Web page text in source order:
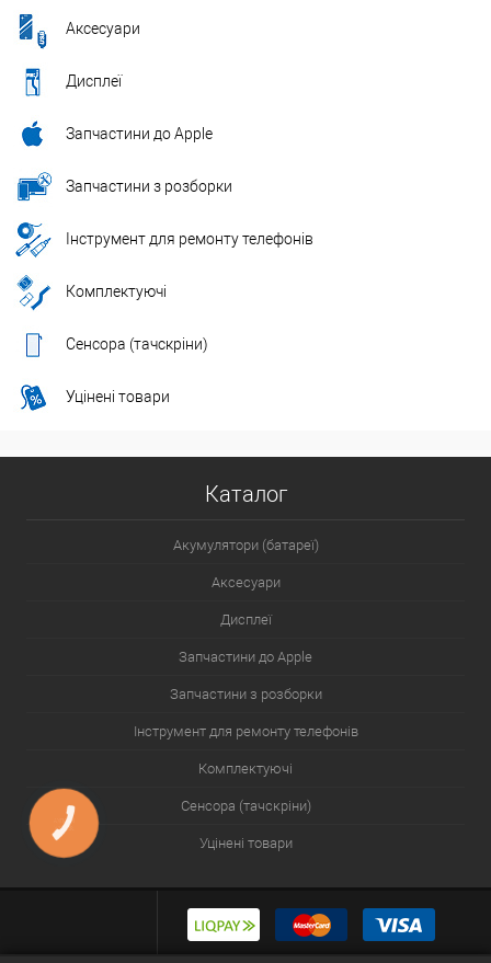
Аксесуари
Дисплеї
Запчастини до Apple
Запчастини з розборки
Інструмент для ремонту телефонів
Комплектуючі
Сенсора (тачскріни)
Уцінені товари
Каталог
Акумулятори (батареї)
Аксесуари
Дисплеї
Запчастини до Apple
Запчастини з розборки
Інструмент для ремонту телефонів
Комплектуючі
Сенсора (тачскріни)
Уцінені товари
КНОПКА
ЗВ'ЯЗКУ